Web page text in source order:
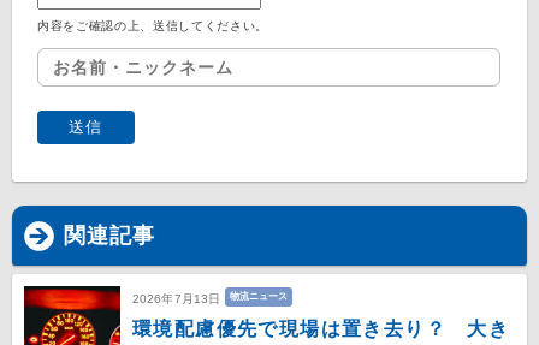
内容をご確認の上、送信してください。
関連記事
2026年7月13日 物流ニュース
環境配慮優先で現場は置き去り？ 大き